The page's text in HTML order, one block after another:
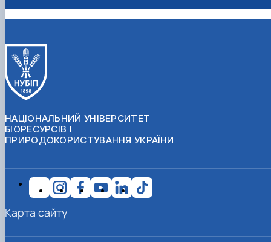
НАЦІОНАЛЬНИЙ УНІВЕРСИТЕТ
БІОРЕСУРСІВ І
ПРИРОДОКОРИСТУВАННЯ УКРАЇНИ
Карта сайту